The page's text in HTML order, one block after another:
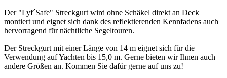
Der "Lyf´Safe" Streckgurt wird ohne Schäkel direkt an Deck
montiert und eignet sich dank des reflektierenden Kennfadens auch
hervorragend für nächtliche Segeltouren.
Der Streckgurt mit einer Länge von 14 m eignet sich für die
Verwendung auf Yachten bis 15,0 m. Gerne bieten wir Ihnen auch
andere Größen an. Kommen Sie dafür gerne auf uns zu!